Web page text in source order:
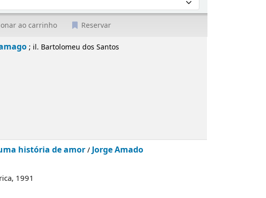
ao carrinho Reservar
; il. Bartolomeu dos Santos
história de amor/Jorge Amado
1991